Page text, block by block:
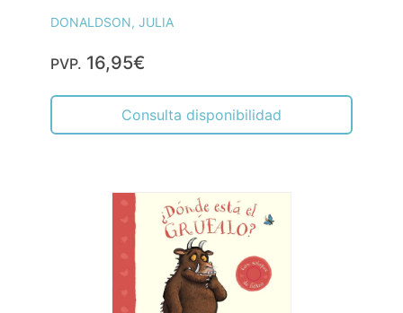
DONALDSON, JULIA
PVP. 16,95€
Consulta disponibilidad